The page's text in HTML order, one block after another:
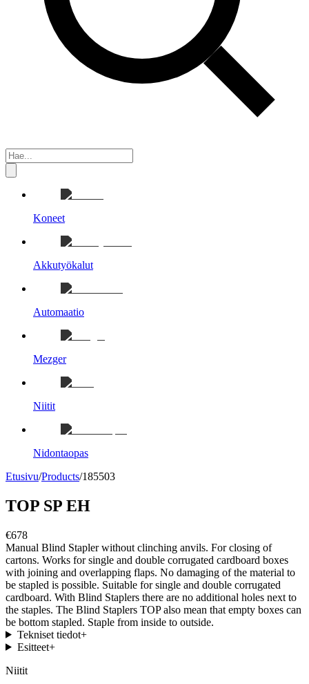
Koneet
Akkutyökalut
Automaatio
Mezger
Niitit
Nidontaopas
Etusivu/Products/185503
TOP SP EH
€678
Manual Blind Stapler without clinching anvils. For closing of
cartons. Works for single and double corrugated cardboard boxes
with joining and overlapping flaps. No damaging of the material to
be stapled is possible. Suitable for single and double corrugated
cardboard. With Blind Staplers there are no additional holes next to
the staples. The Blind Staplers TOP also mean that empty boxes can
be bottom stapled. Staple from inside to outside.
Tekniset tiedot+
Esitteet+
Niitit